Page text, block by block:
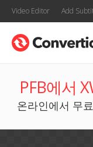
Video Editor Add
PFB에서
온라인에서 무